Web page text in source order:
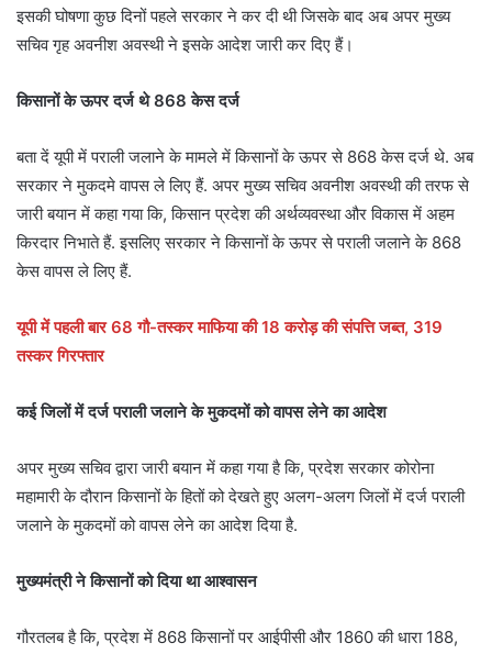
इसकी घोषणा कुछ दिनों पहले सरकार ने कर दी थी जिसके बाद अब अपर मुख्य
सचिव गृह अवनीश अवस्थी ने इसके आदेश जारी कर दिए हैं।
किसानों के ऊपर दर्ज थे 868 केस दर्ज
बता दें यूपी में पराली जलाने के मामले में किसानों के ऊपर से 868 केस दर्ज थे. अब
सरकार ने मुकदमे वापस ले लिए हैं. अपर मुख्य सचिव अवनीश अवस्थी की तरफ से
जारी बयान में कहा गया कि, किसान प्रदेश की अर्थव्यवस्था और विकास में अहम
किरदार निभाते हैं. इसलिए सरकार ने किसानों के ऊपर से पराली जलाने के 868
केस वापस ले लिए हैं.
यूपी में पहली बार 68 गौ-तस्कर माफिया की 18 करोड़ की संपत्ति जब्त, 319
तस्कर गिरफ्तार
कई जिलों में दर्ज पराली जलाने के मुकदमों को वापस लेने का आदेश
अपर मुख्य सचिव द्वारा जारी बयान में कहा गया है कि, प्रदेश सरकार कोरोना
महामारी के दौरान किसानों के हितों को देखते हुए अलग-अलग जिलों में दर्ज पराली
जलाने के मुकदमों को वापस लेने का आदेश दिया है.
मुख्यमंत्री ने किसानों को दिया था आश्वासन
गौरतलब है कि, प्रदेश में 868 किसानों पर आईपीसी और 1860 की धारा 188,